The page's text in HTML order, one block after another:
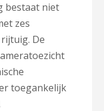
bestaat niet
zes
De
toegankelijk